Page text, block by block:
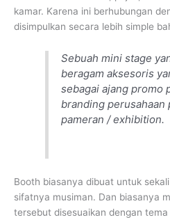
kamar. Karena ini berhubungan
disimpulkan secara lebih simple
Sebuah mini stage
beragam aksesoris
sebagai ajang promo
branding perusahaan
pameran / exhibition.
Booth biasanya dibuat untuk
sifatnya musiman. Dan biasanya
tersebut disesuaikan dengan